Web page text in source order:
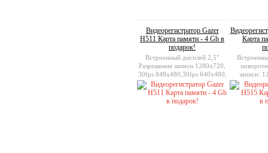
Видеорегистратор Gazer
H511 Карта памяти - 4 Gb в
подарок!
Встроенный дисплей 2,5"
Разрешения записи 1280x720,
30fps 848x480,30fps 640x480,
60fps
Карта
записи:
Поддержка